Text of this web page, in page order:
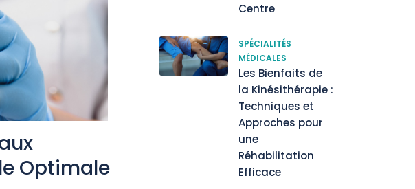
Optimale
Centre
SPÉCIALITÉS
MÉDICALES
Les Bienfaits de
la Kinésithérapie :
Techniques et
Approches pour
une
Réhabilitation
Efficace